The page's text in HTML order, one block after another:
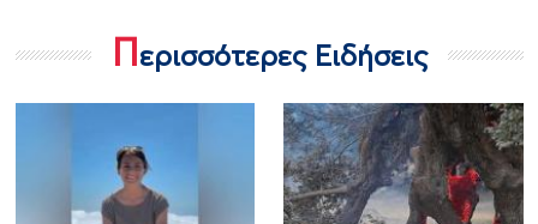
Περισσότερες Ειδήσεις